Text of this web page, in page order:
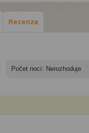
Recenze